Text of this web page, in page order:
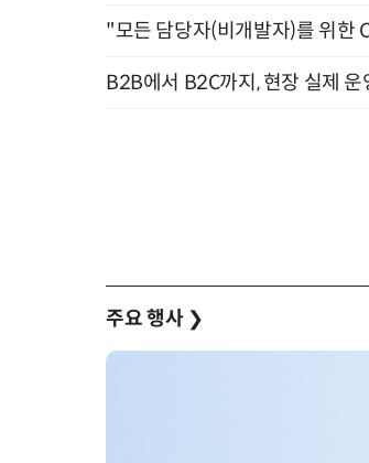
"모든 담당자(비개발자)를 위한
B2B에서 B2C까지, 현장 실제
주요 행사 ❯